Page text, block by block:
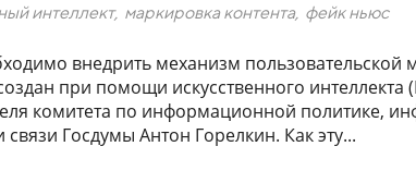
интеллект, маркировка контента, фейк ньюс
внедрить механизм пользовательской
при помощи искусственного интеллекта
комитета по информационной политике,
связи Госдумы Антон Горелкин. Как эту...